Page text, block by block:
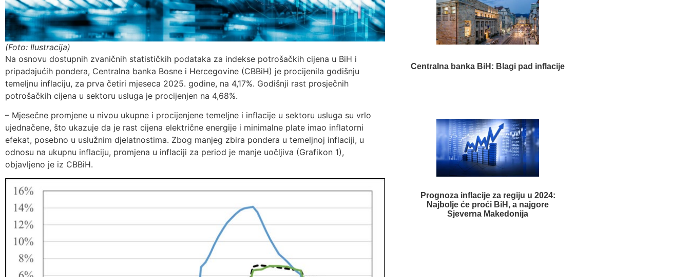
(Foto: Ilustracija)
Na osnovu dostupnih zvaničnih statističkih podataka za indekse potrošačkih cijena u BiH i
pripadajućih pondera, Centralna banka Bosne i Hercegovine (CBBiH) je procijenila godišnju
temeljnu inflaciju, za prva četiri mjeseca 2025. godine, na 4,17%. Godišnji rast prosječnih
potrošačkih cijena u sektoru usluga je procijenjen na 4,68%.
– Mjesečne promjene u nivou ukupne i procijenjene temeljne i inflacije u sektoru usluga su vrlo
ujednačene, što ukazuje da je rast cijena električne energije i minimalne plate imao inflatorni
efekat, posebno u uslužnim djelatnostima. Zbog manjeg zbira pondera u temeljnoj inflaciji, u
odnosu na ukupnu inflaciju, promjena u inflaciji za period je manje uočljiva (Grafikon 1),
objavljeno je iz CBBiH.
Centralna banka BiH: Blagi pad inflacije
Prognoza inflacije za regiju u 2024:
Najbolje će proći BiH, a najgore
Sjeverna Makedonija